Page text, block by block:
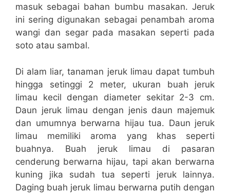
masuk sebagai bahan bumbu masakan. Jeruk
ini sering digunakan sebagai penambah aroma
wangi dan segar pada masakan seperti pada
soto atau sambal.
Di alam liar, tanaman jeruk limau dapat tumbuh
hingga setinggi 2 meter, ukuran buah jeruk
limau kecil dengan diameter sekitar 2-3 cm.
Daun jeruk limau dengan jenis daun majemuk
dan umumnya berwarna hijau tua. Daun jeruk
limau memiliki aroma yang khas seperti
buahnya. Buah jeruk limau di pasaran
cenderung berwarna hijau, tapi akan berwarna
kuning jika sudah tua seperti jeruk lainnya.
Daging buah jeruk limau berwarna putih dengan